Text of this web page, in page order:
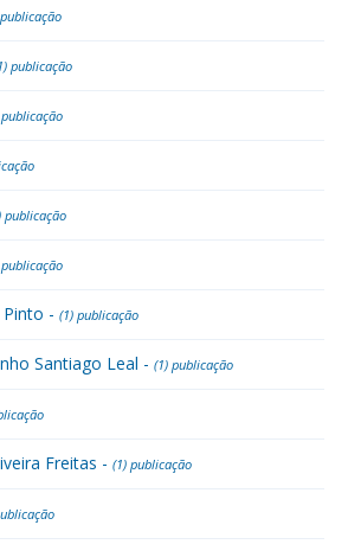
publicação
publicação
- (1) publicação
Santiago Leal - (1) publicação
Freitas - (1) publicação